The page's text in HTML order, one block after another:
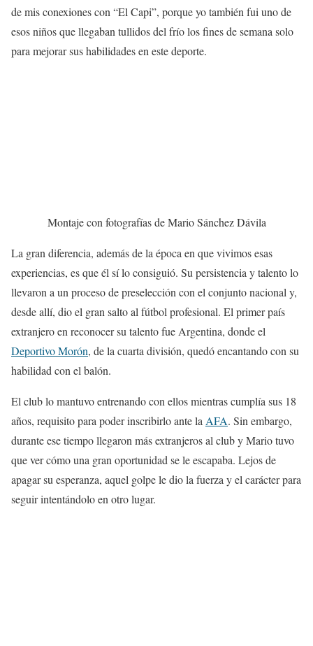
de mis conexiones con “El Capi”, porque yo también fui uno de
esos niños que llegaban tullidos del frío los fines de semana solo
para mejorar sus habilidades en este deporte.
Montaje con fotografías de Mario Sánchez Dávila
La gran diferencia, además de la época en que vivimos esas
experiencias, es que él sí lo consiguió. Su persistencia y talento lo
llevaron a un proceso de preselección con el conjunto nacional y,
desde allí, dio el gran salto al fútbol profesional. El primer país
extranjero en reconocer su talento fue Argentina, donde el
Deportivo Morón, de la cuarta división, quedó encantando con su
habilidad con el balón.
El club lo mantuvo entrenando con ellos mientras cumplía sus 18
años, requisito para poder inscribirlo ante la AFA. Sin embargo,
durante ese tiempo llegaron más extranjeros al club y Mario tuvo
que ver cómo una gran oportunidad se le escapaba. Lejos de
apagar su esperanza, aquel golpe le dio la fuerza y el carácter para
seguir intentándolo en otro lugar.